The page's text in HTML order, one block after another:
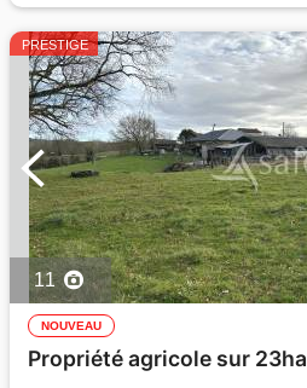
PRESTIGE
11
NOUVEAU
Propriété agricole sur 23ha